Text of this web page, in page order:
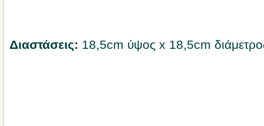
Διαστάσεις: 18,5cm ύψος x 18,5cm